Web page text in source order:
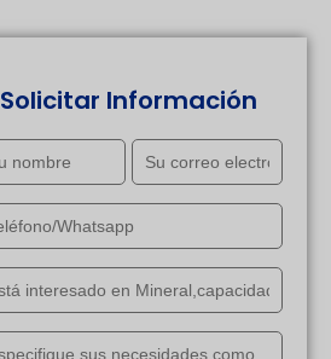
Solicitar Información